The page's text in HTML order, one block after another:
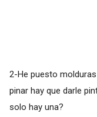
2-He puesto
pinar hay que darle
solo hay una?